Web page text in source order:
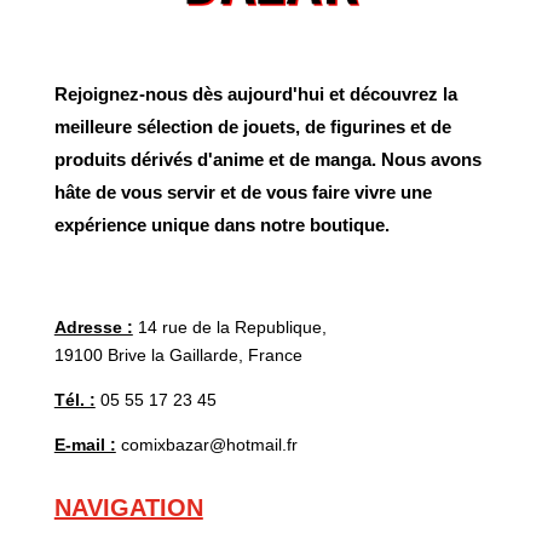
Rejoignez-nous dès aujourd'hui et découvrez la
meilleure sélection de jouets, de figurines et de
produits dérivés d'anime et de manga. Nous avons
hâte de vous servir et de vous faire vivre une
expérience unique dans notre boutique.
Adresse : 14 rue de la Republique,
19100 Brive la Gaillarde, France
Tél. : 05 55 17 23 45
E-mail : comixbazar@hotmail.fr
NAVIGATION